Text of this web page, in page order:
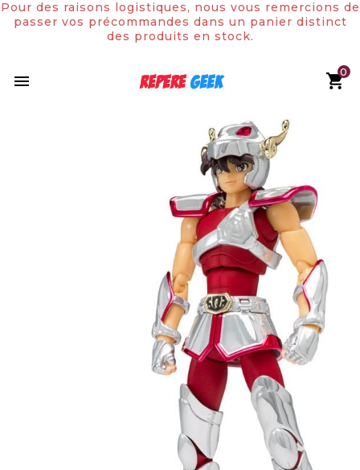

Pour des raisons logistiques, nous vous remercions de
passer vos précommandes dans un panier distinct
des produits en stock.
0